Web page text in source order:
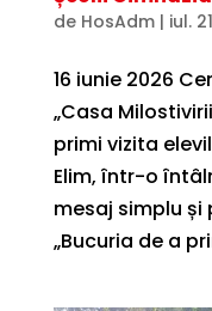
de HosAdm| iul.
16 iunie 2026
„Casa
primi vizita
Elim, într-o
mesaj simplu
„Bucuria de a